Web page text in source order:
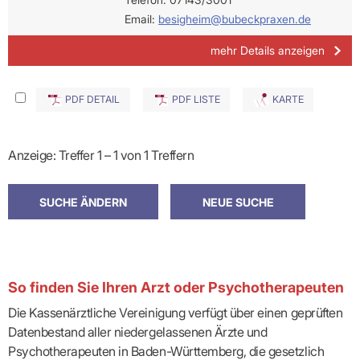
Email: besigheim@bubeckpraxen.de
mehr Details anzeigen
PDF DETAIL PDF LISTE KARTE
Anzeige: Treffer 1 – 1 von 1 Treffern
So finden Sie Ihren Arzt oder Psychotherapeuten
Die Kassenärztliche Vereinigung verfügt über einen geprüften
Datenbestand aller niedergelassenen Ärzte und
Psychotherapeuten in Baden-Württemberg, die gesetzlich